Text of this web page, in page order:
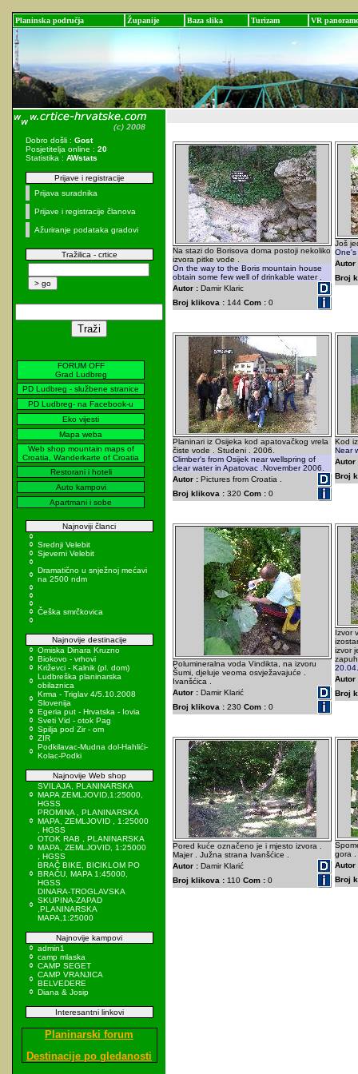
Planinska područja Županije Baza slika Turizam VR panorame
Dobro došli : Gost
Posjetitelja online : 20
Statistika : AWstats
Prijave i registracije
Prijava suradnika
Prijave i registracije članova
Ažuriranje podataka gradovi
Tražilica - crtice
FORUM OFF
Grad Ludbreg
PD Ludbreg - službene stranice
PD Ludbreg- na Facebook-u
Eko vijesti
Mapa weba
Web shop mountain maps of
Croatia, Wanderkarte of Croatia
Restorani i hoteli
Auto kampovi
Apartmani i sobe
Najnoviji članci
Srednji Velebit
Sjeverni Velebit
Dramatično u snježnoj mećavi
na 2500 ndm
Češka smrčkovica
Najnovije destinacije
Omiska Dinara Kruzno
Biokovo - vrhovi
Križevci - Kalnik (pl. dom)
Ludbreška planinarska
obilaznica
Krma - Triglav 4/5.10.2008
Slovenija
Egeria put - Hrvatska - Iovia
Sveti Vid - otok Pag
Spilja pod Zir - om
ZIR
Podkilavac-Mudna dol-Hahlići-
Kolac-Podki
Najnovije Web shop
SVILAJA, PLANINARSKA
MAPA ZEMLJOVID,1:25000,
HGSS
PROMINA , PLANINARSKA
MAPA, ZEMLJOVID , 1:25000
, HGSS
OTOK RAB , PLANINARSKA
MAPA, ZEMLJOVID, 1:25000
, HGSS
BRAČ BIKE, BICIKLOM PO
BRAČU, MAPA 1:45000,
HGSS
DINARA-TROGLAVSKA
SKUPINA-ZAPAD
,PLANINARSKA
MAPA,1:25000
Najnovije kampovi
admin1
camp mlaska
CAMP SEGET
CAMP VRANJICA
BELVEDERE
Diana & Josip
Interesantni linkovi
Planinarski forum
Destinacije po gledanosti
Na stazi do Borisova doma postoji nekoliko
izvora pitke vode .
On the way to the Boris mountain house
obtain some few well of drinkable water .
Autor : Damir Klaric
Broj klikova : 144 Com : 0
Još
One's
Autor
Broj
Planinari iz Osijeka kod apatovačkog vrela
čiste vode . Studeni . 2006.
Climber's from Osijek near wellspring of
clear water in Apatovac .November 2006.
Autor : Pictures from Croatia .
Broj klikova : 320 Com : 0
Kod
Near
Autor
Broj
Polumineralna voda Vindikta, na izvoru
Šumi, djeluje veoma osvježavajuće .
Ivanšćica .
Autor : Damir Klarić
Broj klikova : 230 Com : 0
Izvor
izvor
Autor
Broj
Pored kuće označeno je i mjesto izvora .
Majer . Južna strana Ivanšćice .
Autor : Damir Klarić
Broj klikova : 110 Com : 0
gora .
Autor
Broj